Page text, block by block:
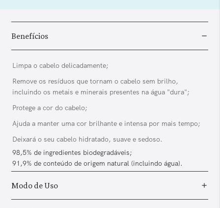
Benefícios
Limpa o cabelo delicadamente;
Remove os resíduos que tornam o cabelo sem brilho,
incluindo os metais e minerais presentes na água "dura";
Protege a cor do cabelo;
Ajuda a manter uma cor brilhante e intensa por mais tempo;
Deixará o seu cabelo hidratado, suave e sedoso.
98,5% de ingredientes biodegradáveis;
91,9% de conteúdo de origem natural (incluindo água).
Modo de Uso